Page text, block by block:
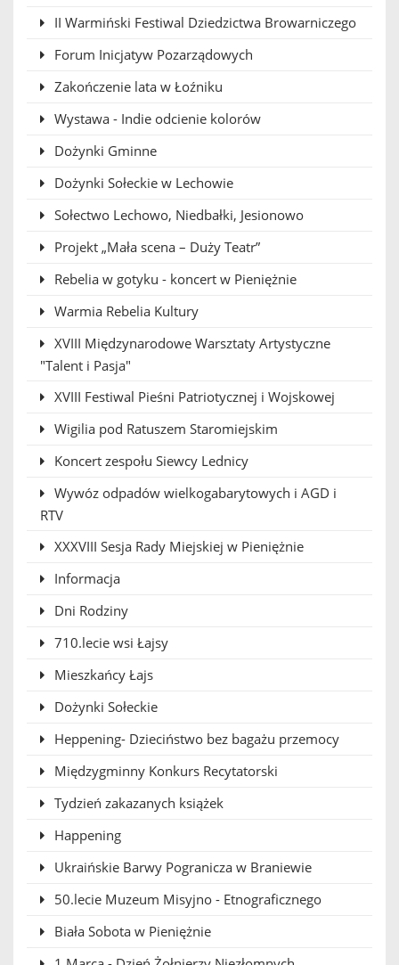
II Warmiński Festiwal Dziedzictwa Browarniczego
Forum Inicjatyw Pozarządowych
Zakończenie lata w Łoźniku
Wystawa - Indie odcienie kolorów
Dożynki Gminne
Dożynki Sołeckie w Lechowie
Sołectwo Lechowo, Niedbałki, Jesionowo
Projekt „Mała scena – Duży Teatr”
Rebelia w gotyku - koncert w Pieniężnie
Warmia Rebelia Kultury
XVIII Międzynarodowe Warsztaty Artystyczne
"Talent i Pasja"
XVIII Festiwal Pieśni Patriotycznej i Wojskowej
Wigilia pod Ratuszem Staromiejskim
Koncert zespołu Siewcy Lednicy
Wywóz odpadów wielkogabarytowych i AGD i
RTV
XXXVIII Sesja Rady Miejskiej w Pieniężnie
Informacja
Dni Rodziny
710.lecie wsi Łajsy
Mieszkańcy Łajs
Dożynki Sołeckie
Heppening- Dzieciństwo bez bagażu przemocy
Międzygminny Konkurs Recytatorski
Tydzień zakazanych książek
Happening
Ukraińskie Barwy Pogranicza w Braniewie
50.lecie Muzeum Misyjno - Etnograficznego
Biała Sobota w Pieniężnie